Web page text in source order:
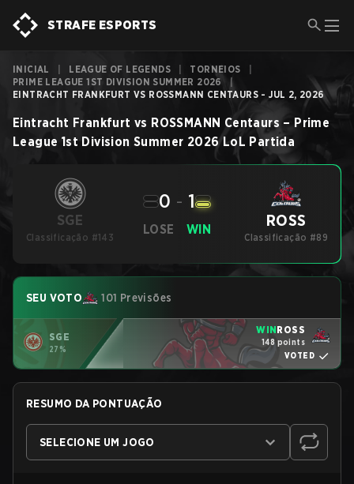
STRAFE ESPORTS
INICIAL LEAGUE OF LEGENDS TORNEIOS
PRIME LEAGUE 1ST DIVISION SUMMER 2026
|
EINTRACHT FRANKFURT VS ROSSMANN CENTAURS - JUL 2, 2026
Eintracht Frankfurt vs ROSSMANN Centaurs – Prime
League 1st Division Summer 2026 LoL Partida
SGE
Classificação #143
LOSE
0 - 1
WIN ROSS
Classificação #89
SEU VOTO 101 Previsões
SGE
27%
WINROSS
148 points
VOTED
RESUMO DA PONTUAÇÃO
SELECIONE UM JOGO